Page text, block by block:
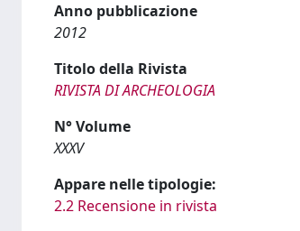
Anno pubblicazione
2012
Titolo della Rivista
RIVISTA DI ARCHEOLOGIA
N° Volume
XXXV
Appare nelle tipologie:
2.2 Recensione in rivista